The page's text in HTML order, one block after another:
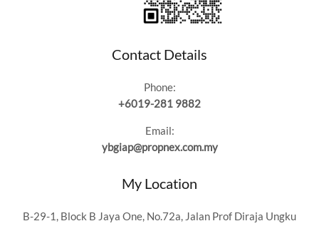
Contact Details
Phone:
+6019-281 9882
Email:
ybgiap@propnex.com.my
My Location
B-29-1, Block B Jaya One, No.72a, Jalan Prof Diraja Ungku